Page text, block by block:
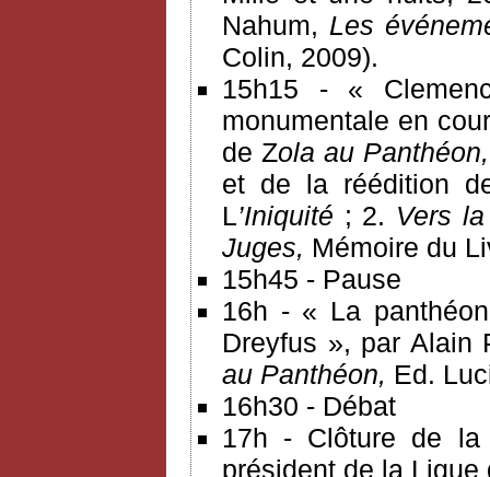
Nahum, Les
Colin, 2009).
15h15 - «
monumentale en
de Zola au
et de la réédition
L’Iniquité ; 2. Vers
Juges, Mémoire du
15h45 - Pause
16h - « La
Dreyfus », par Alain
au Panthéon, Ed.
16h30 - Débat
17h - Clôture de la
président de la Ligue